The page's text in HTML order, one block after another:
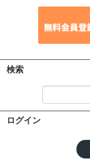
検索
ログイン